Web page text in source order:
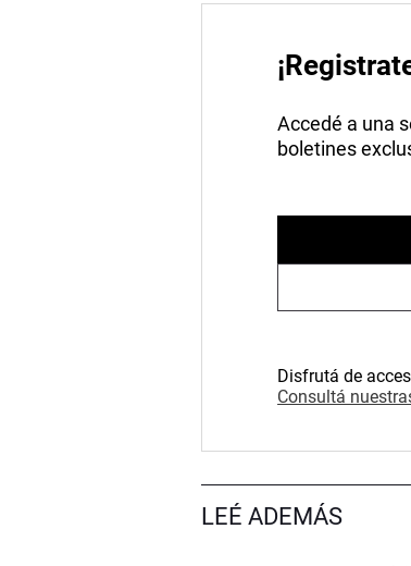
Accedé a una
boletines
Disfrutá de
Consultá
LEÉ ADEMÁS